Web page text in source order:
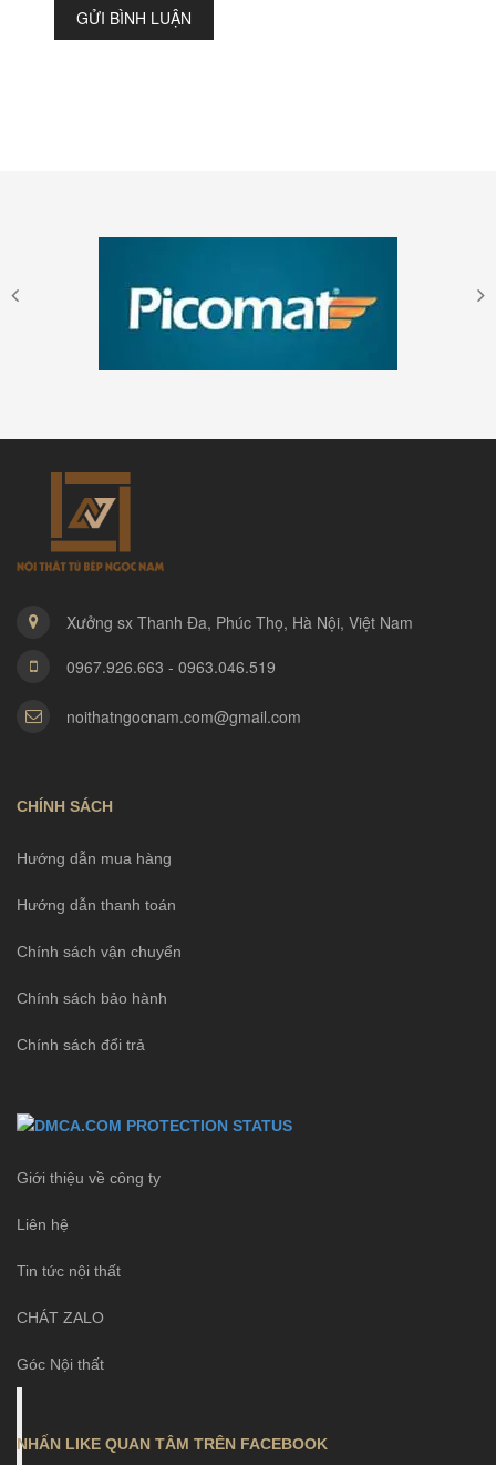
GỬI BÌNH LUẬN
Xưởng sx Thanh Đa, Phúc Thọ, Hà Nội, Việt Nam
0967.926.663 - 0963.046.519
noithatngocnam.com@gmail.com
CHÍNH SÁCH
Hướng dẫn mua hàng
Hướng dẫn thanh toán
Chính sách vận chuyển
Chính sách bảo hành
Chính sách đổi trả
Giới thiệu về công ty
Liên hệ
Tin tức nội thất
CHÁT ZALO
Góc Nội thất
NHẤN LIKE QUAN TÂM TRÊN FACEBOOK